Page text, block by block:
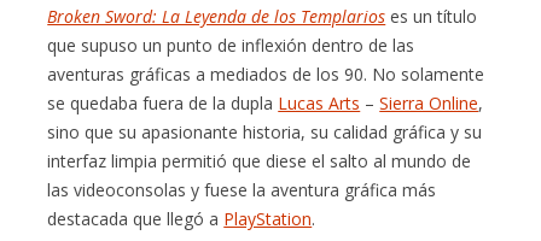
Broken Sword: La Leyenda de los Templarios es un título
que supuso un punto de inflexión dentro de las
aventuras gráficas a mediados de los 90. No solamente
se quedaba fuera de la dupla Lucas Arts –Sierra Online,
sino que su apasionante historia, su calidad gráfica y su
interfaz limpia permitió que diese el salto al mundo de
las videoconsolas y fuese la aventura gráfica más
destacada que llegó a PlayStation.